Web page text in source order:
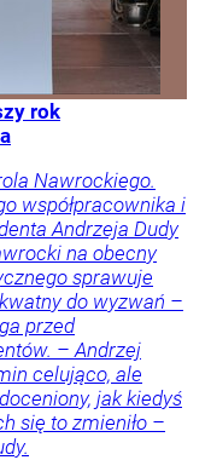
rok
Nawrockiego.
współpracownika i
Andrzeja Dudy
na obecny
sprawuje
do wyzwań –
przed
– Andrzej
celująco, ale
jak kiedyś
się to zmieniło –